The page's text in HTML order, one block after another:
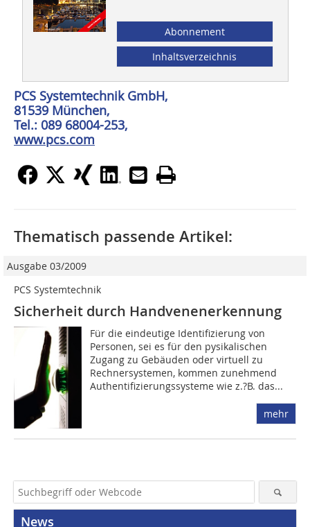
Abonnement
Inhaltsverzeichnis
PCS Systemtechnik GmbH,
81539 München,
Tel.: 089 68004-253,
www.pcs.com
Thematisch passende Artikel:
Ausgabe 03/2009
PCS Systemtechnik
Sicherheit durch Handvenenerkennung
Für die eindeutige Identifizierung von
Personen, sei es für den pysikalischen
Zugang zu Gebäuden oder virtuell zu
Rechnersystemen, kommen zunehmend
Authentifizierungssysteme wie z.?B. das...
mehr
News